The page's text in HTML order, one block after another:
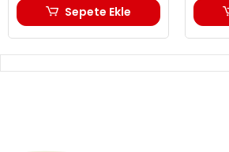
Sepete Ekle